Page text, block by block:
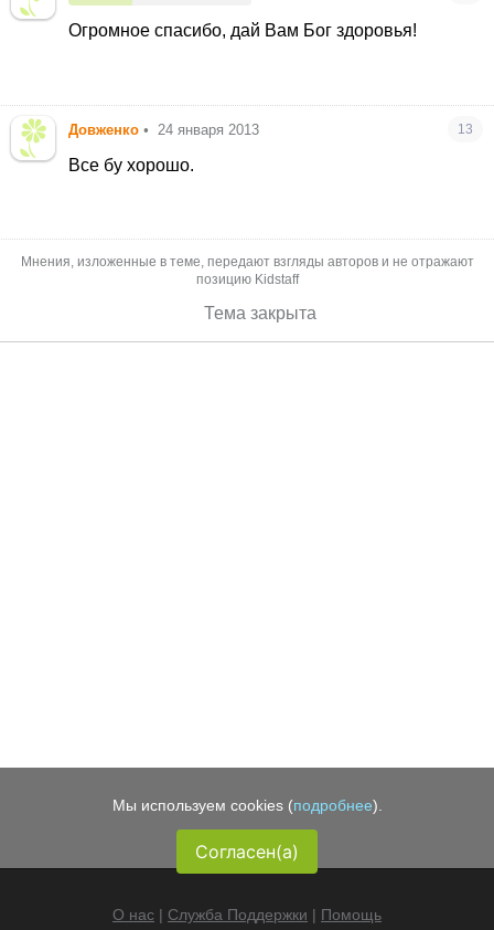
Огромное спасибо, дай Вам Бог здоровья!
Довженко • 24 января 2013 13
Все бу хорошо.
Мнения, изложенные в теме, передают взгляды авторов и не отражают
позицию Kidstaff
Тема закрыта
О нас | Служба Поддержки | Помощь
Мы используем cookies (подробнее).
Согласен(а)